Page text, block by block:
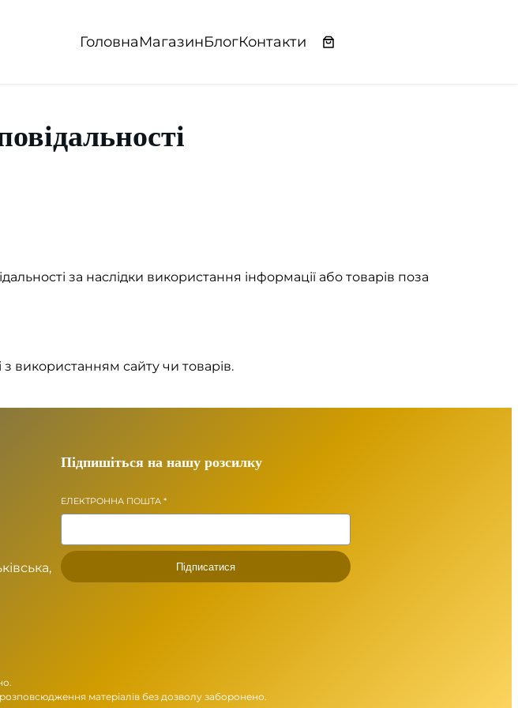
ГоловнаМагазинБлогКонтакти
за наслідки використання інформації або товарів поза
з використанням сайту чи товарів.
Підпишіться на нашу розсилку
ЕЛЕКТРОННА ПОШТА*
Підписатися
матеріалів без дозволу заборонено.